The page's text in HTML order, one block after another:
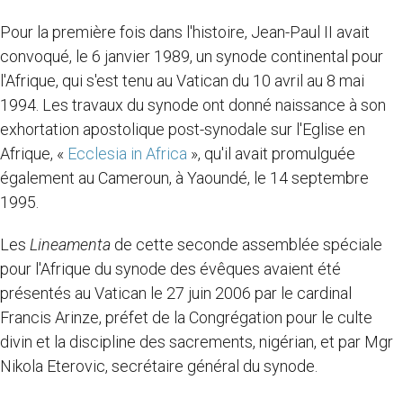
Pour la première fois dans l'histoire, Jean-Paul II avait
convoqué, le 6 janvier 1989, un synode continental pour
l'Afrique, qui s'est tenu au Vatican du 10 avril au 8 mai
1994. Les travaux du synode ont donné naissance à son
exhortation apostolique post-synodale sur l'Eglise en
Afrique, « Ecclesia in Africa », qu'il avait promulguée
également au Cameroun, à Yaoundé, le 14 septembre
1995.
Les Lineamenta de cette seconde assemblée spéciale
pour l'Afrique du synode des évêques avaient été
présentés au Vatican le 27 juin 2006 par le cardinal
Francis Arinze, préfet de la Congrégation pour le culte
divin et la discipline des sacrements, nigérian, et par Mgr
Nikola Eterovic, secrétaire général du synode.